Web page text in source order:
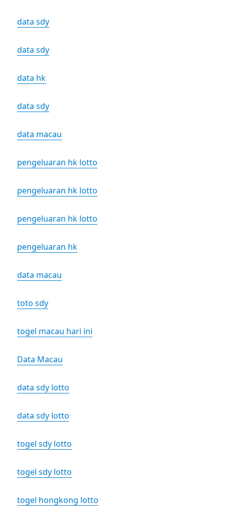
data sdy
data sdy
data hk
data sdy
data macau
pengeluaran hk lotto
pengeluaran hk lotto
pengeluaran hk lotto
pengeluaran hk
data macau
toto sdy
togel macau hari ini
Data Macau
data sdy lotto
data sdy lotto
togel sdy lotto
togel sdy lotto
togel hongkong lotto